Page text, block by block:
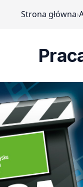
Strona główna›